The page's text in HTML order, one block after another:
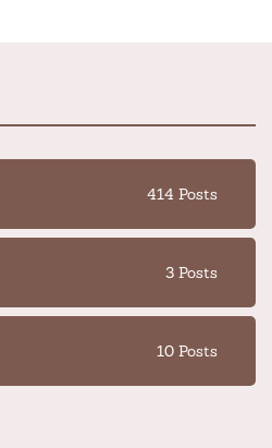
414 Posts
3 Posts
10 Posts